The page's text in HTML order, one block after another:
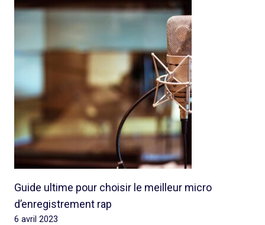
Guide ultime pour choisir le meilleur micro
d’enregistrement rap
6 avril 2023